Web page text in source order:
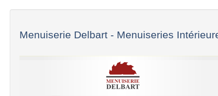
Menuiserie Delbart - Menuiseries